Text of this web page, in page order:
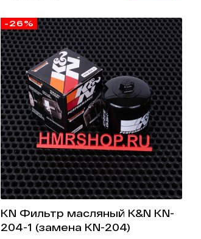
-26%
KN Фильтр масляный K&N KN-
204-1 (замена KN-204)